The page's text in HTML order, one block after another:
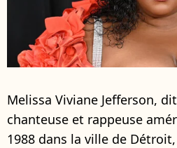
Melissa Viviane Jefferson,
chanteuse et rappeuse
1988 dans la ville de